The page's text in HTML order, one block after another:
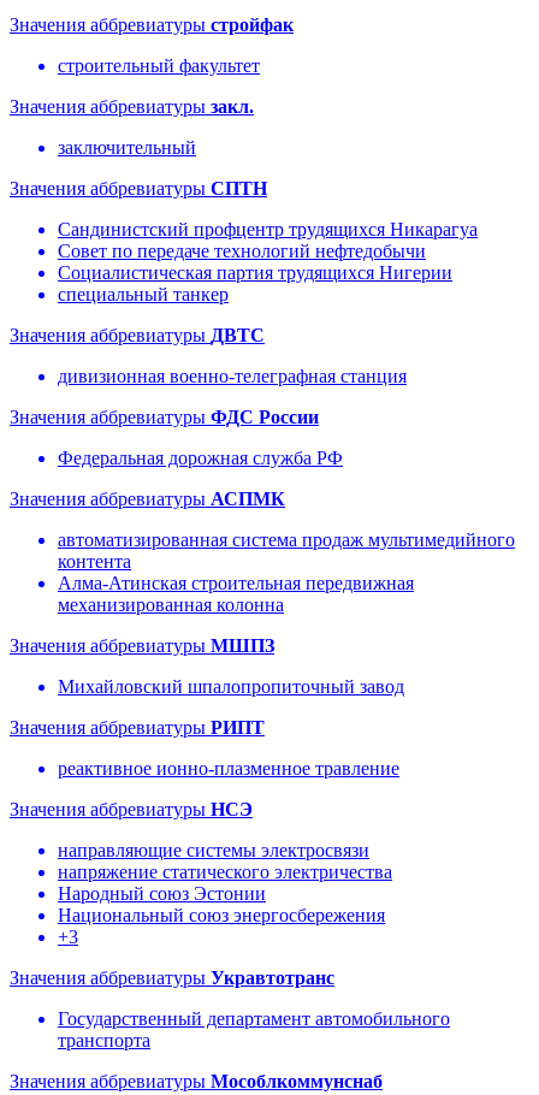
Значения аббревиатуры стройфак
строительный факультет
Значения аббревиатуры закл.
заключительный
Значения аббревиатуры СПТН
Сандинистский профцентр трудящихся Никарагуа
Совет по передаче технологий нефтедобычи
Социалистическая партия трудящихся Нигерии
специальный танкер
Значения аббревиатуры ДВТС
дивизионная военно-телеграфная станция
Значения аббревиатуры ФДС России
Федеральная дорожная служба РФ
Значения аббревиатуры АСПМК
автоматизированная система продаж мультимедийного
контента
Алма-Атинская строительная передвижная
механизированная колонна
Значения аббревиатуры МШПЗ
Михайловский шпалопропиточный завод
Значения аббревиатуры РИПТ
реактивное ионно-плазменное травление
Значения аббревиатуры НСЭ
направляющие системы электросвязи
напряжение статического электричества
Народный союз Эстонии
Национальный союз энергосбережения
+3
Значения аббревиатуры Укравтотранс
Государственный департамент автомобильного
транспорта
Значения аббревиатуры Мособлкоммунснаб